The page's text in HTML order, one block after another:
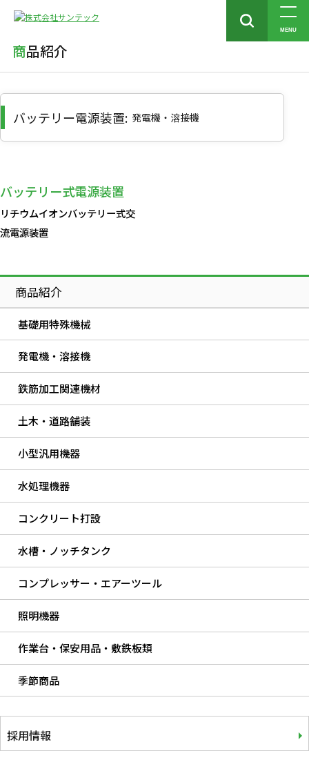
MENU
トップ 商品紹介
商品紹介
バッテリー電源装置: 発電機・溶接機
バッテリー式電源装置
リチウムイオンバッテリー式交
流電源装置
商品紹介
基礎用特殊機械
発電機・溶接機
鉄筋加工関連機材
土木・道路舗装
小型汎用機器
水処理機器
コンクリート打設
水槽・ノッチタンク
コンプレッサー・エアーツール
照明機器
作業台・保安用品・敷鉄板類
季節商品
採用情報